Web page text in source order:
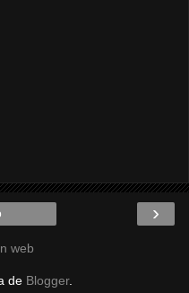
›
web
de Blogger.